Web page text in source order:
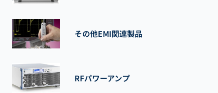
その他EMI関連製品
RFパワーアンプ